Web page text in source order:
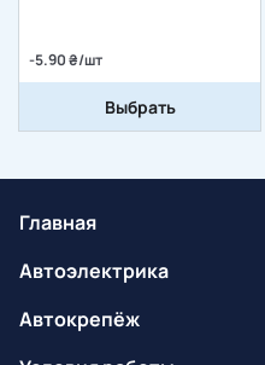
-5.90 ₴/шт
Выбрать
Главная
Автоэлектрика
Автокрепёж